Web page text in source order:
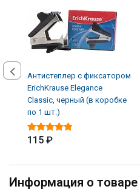
Антистеплер с фиксатором
ErichKrause Elegance
Classic, черный (в коробке
по 1 шт.)
115 ₽
Информация о товаре